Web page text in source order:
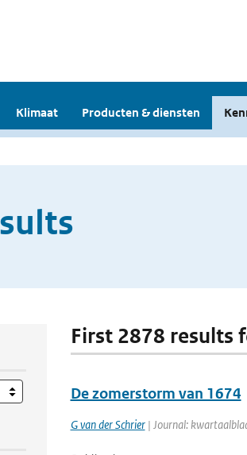
Klimaat Producten & diensten
First 2878 results
De zomerstorm van 1674
G van der Schrier| Journal: